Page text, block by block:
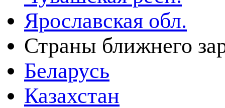
Ярославская обл.
Страны ближнего
Беларусь
Казахстан